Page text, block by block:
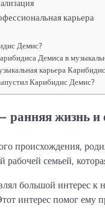
карьера
Демис?
Демиса в
карьера
Карибидис Демис?
жизнь и
происхождения,
семьей,
большой интерес
интерес помог ему